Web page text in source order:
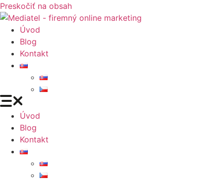
Preskočiť na obsah
Úvod
Blog
Kontakt
Úvod
Blog
Kontakt